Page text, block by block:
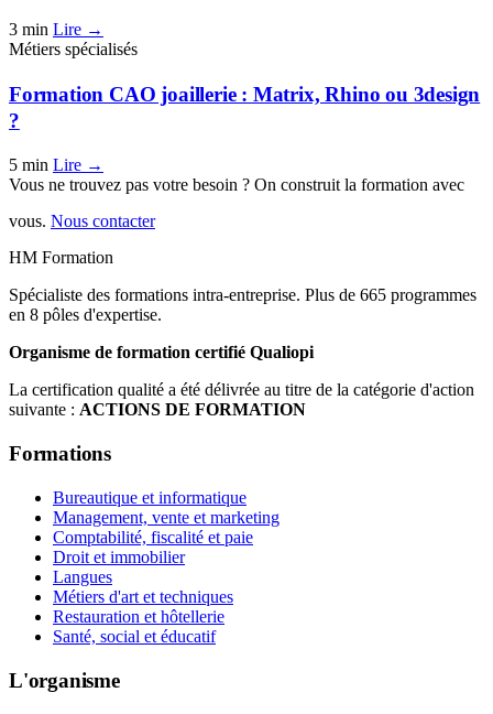
3 min Lire →
Métiers spécialisés
Formation CAO joaillerie : Matrix, Rhino ou 3design
?
5 min Lire →
Vous ne trouvez pas votre besoin ? On construit la formation avec
vous. Nous contacter
HM Formation
Spécialiste des formations intra-entreprise. Plus de 665 programmes
en 8 pôles d'expertise.
Organisme de formation certifié Qualiopi
La certification qualité a été délivrée au titre de la catégorie d'action
suivante : ACTIONS DE FORMATION
Formations
Bureautique et informatique
Management, vente et marketing
Comptabilité, fiscalité et paie
Droit et immobilier
Langues
Métiers d'art et techniques
Restauration et hôtellerie
Santé, social et éducatif
L'organisme